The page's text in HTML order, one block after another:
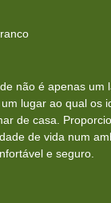
não é apenas um
lugar ao qual os
de casa.
de vida num
e seguro.